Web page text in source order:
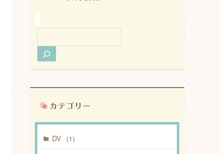
索
DV (1)